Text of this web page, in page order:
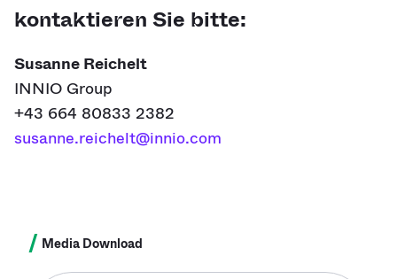
kontaktieren Sie bitte:
Susanne Reichelt
INNIO Group
+43 664 80833 2382
susanne.reichelt@innio.com
/ Media Download